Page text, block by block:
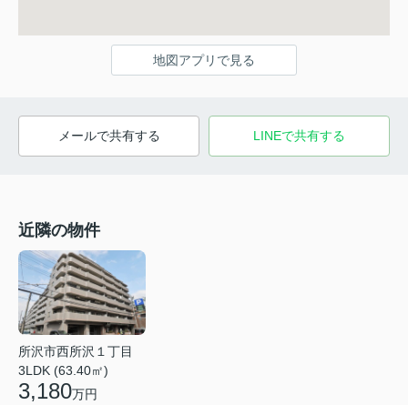
地図アプリで見る
メールで共有する LINEで共有する
近隣の物件
所沢市西所沢１丁目
3LDK (63.40㎡)
3,180万円